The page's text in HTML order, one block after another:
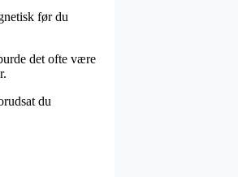
før du
det ofte være
du